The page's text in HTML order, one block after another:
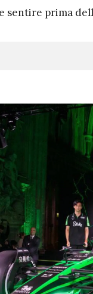
sentire prima